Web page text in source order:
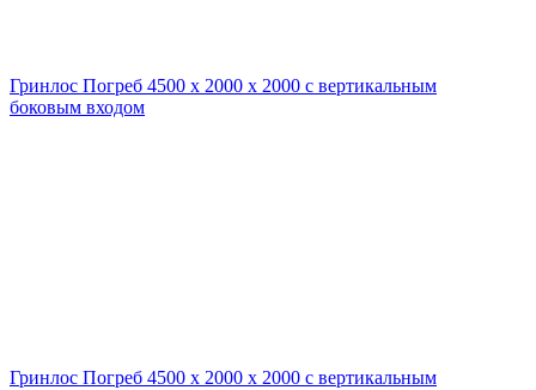
Гринлос Погреб 4500 х 2000 х 2000 с вертикальным
боковым входом
Гринлос Погреб 4500 х 2000 х 2000 с вертикальным